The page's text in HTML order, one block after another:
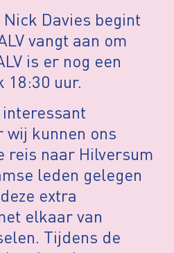
Davies begint
vangt aan om
is er nog een
uur.
wij kunnen ons
reis naar Hilversum
leden gelegen
extra
elkaar van
Tijdens de